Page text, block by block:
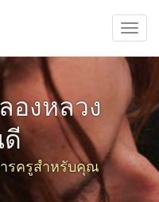
องหลวง
รครูสำหรับคุณ